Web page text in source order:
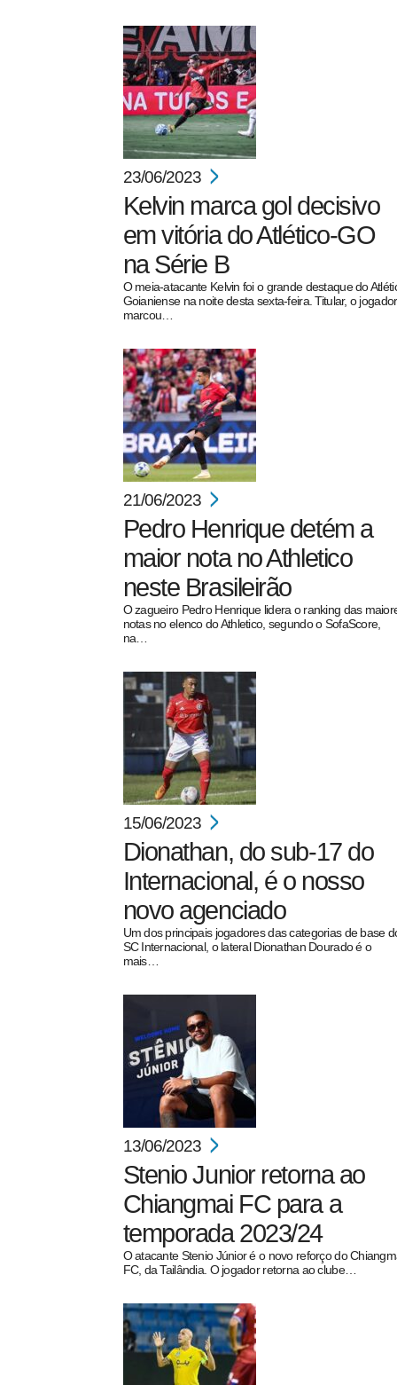
23/06/2023
Kelvin marca gol decisivo
em vitória do Atlético-GO
na Série B
O meia-atacante Kelvin foi o grande destaque do
Goianiense na noite desta sexta-feira. Titular, o jogador
marcou…
21/06/2023
Pedro Henrique detém a
maior nota no Athletico
neste Brasileirão
O zagueiro Pedro Henrique lidera o ranking das
notas no elenco do Athletico, segundo o SofaScore,
na…
15/06/2023
Dionathan, do sub-17 do
Internacional, é o nosso
novo agenciado
Um dos principais jogadores das categorias de base
SC Internacional, o lateral Dionathan Dourado é o
mais…
13/06/2023
Stenio Junior retorna ao
Chiangmai FC para a
temporada 2023/24
O atacante Stenio Júnior é o novo reforço do
FC, da Tailândia. O jogador retorna ao clube…